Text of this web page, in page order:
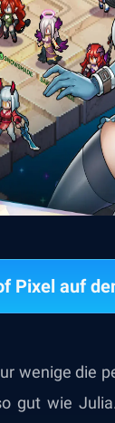
Pixel auf
wenige die
gut wie